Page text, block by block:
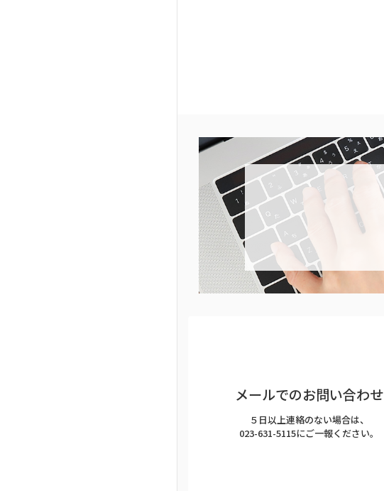
グ
ル
ー
プ
リ
メールでのお問い合わせ
５日以上連絡のない場合は、
023-631-5115にご一報ください。